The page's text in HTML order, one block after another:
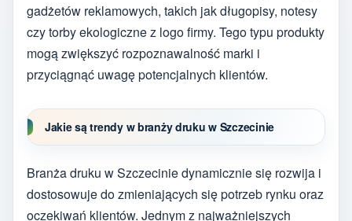
gadżetów reklamowych, takich jak długopisy, notesy
czy torby ekologiczne z logo firmy. Tego typu produkty
mogą zwiększyć rozpoznawalność marki i
przyciągnąć uwagę potencjalnych klientów.
Jakie są trendy w branży druku w Szczecinie
Branża druku w Szczecinie dynamicznie się rozwija i
dostosowuje do zmieniających się potrzeb rynku oraz
oczekiwań klientów. Jednym z najważniejszych